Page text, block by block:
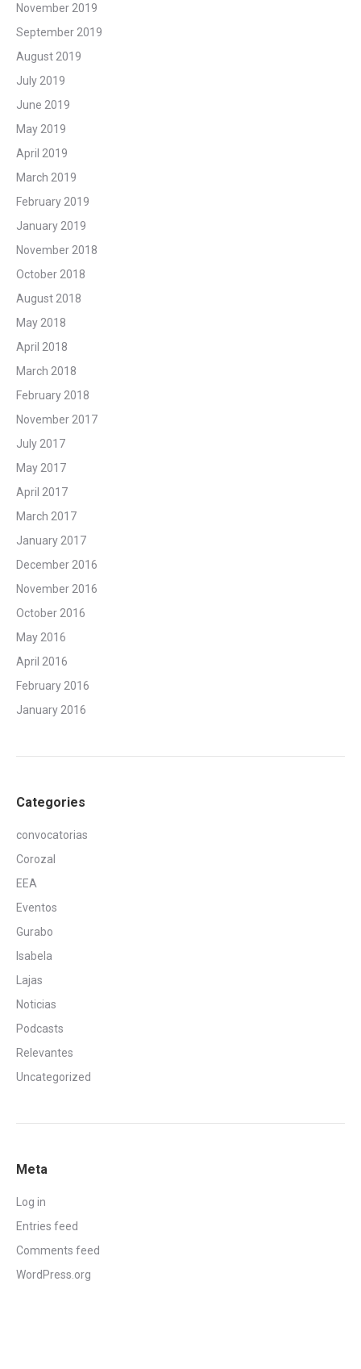
November 2019
September 2019
August 2019
July 2019
June 2019
May 2019
April 2019
March 2019
February 2019
January 2019
November 2018
October 2018
August 2018
May 2018
April 2018
March 2018
February 2018
November 2017
July 2017
May 2017
April 2017
March 2017
January 2017
December 2016
November 2016
October 2016
May 2016
April 2016
February 2016
January 2016
Categories
convocatorias
Corozal
EEA
Eventos
Gurabo
Isabela
Lajas
Noticias
Podcasts
Relevantes
Uncategorized
Meta
Log in
Entries feed
Comments feed
WordPress.org